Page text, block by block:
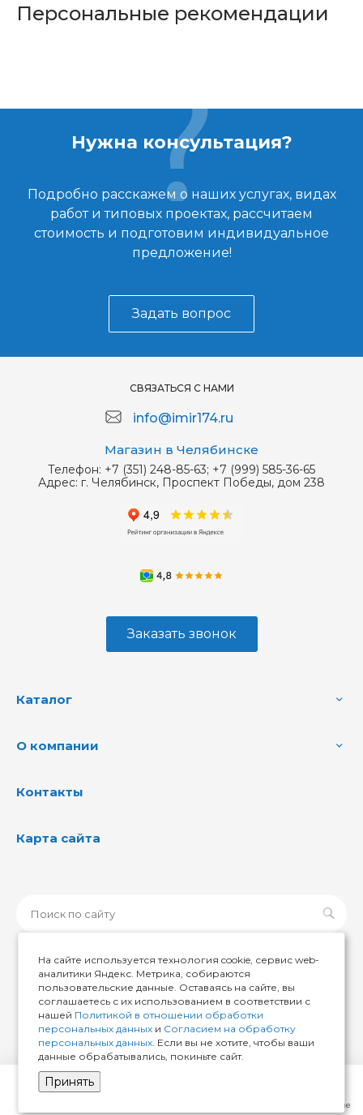
Сравнение
Персональные рекомендации
Нужна консультация?
Подробно расскажем о наших услугах, видах
работ и типовых проектах, рассчитаем
стоимость и подготовим индивидуальное
предложение!
Задать вопрос
СВЯЗАТЬСЯ С НАМИ
info@imir174.ru
Магазин в Челябинске
Телефон: +7 (351) 248-85-63; +7 (999) 585-36-65
Адрес: г. Челябинск, Проспект Победы, дом 238
Заказать звонок
Каталог
О компании
Контакты
Карта сайта
© 2026 ИМИР174, Все права защищены
На сайте используется технология cookie, сервис web-
аналитики Яндекс. Метрика, собираются
пользовательские данные. Оставаясь на сайте, вы
соглашаетесь с их использованием в соответствии с
нашей Политикой в отношении обработки
персональных данных и Согласием на обработку
персональных данных. Если вы не хотите, чтобы ваши
данные обрабатывались, покиньте сайт.
Принять